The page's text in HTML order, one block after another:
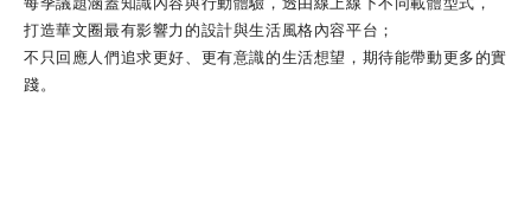
打造華文圈最有影響力的設計與生活風格內容平台；
不只回應人們追求更好、更有意識的生活想望，期待能帶動更多的實
踐。